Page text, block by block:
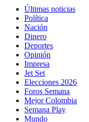
Últimas noticias
Política
Nación
Dinero
Deportes
Opinión
Impresa
Jet Set
Elecciones 2026
Foros Semana
Mejor Colombia
Semana Play
Mundo